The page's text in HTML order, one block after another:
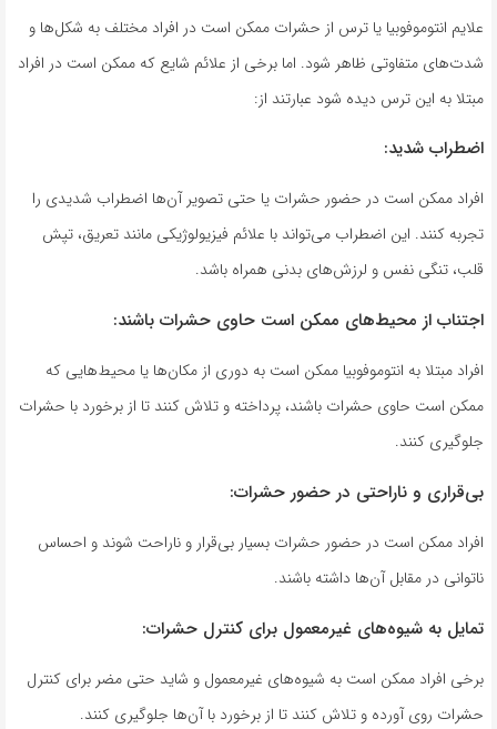
علایم انتوموفوبیا یا ترس از حشرات ممکن است در افراد مختلف به شکل‌ها و
شدت‌های متفاوتی ظاهر شود. اما برخی از علائم شایع که ممکن است در افراد
مبتلا به این ترس دیده شود عبارتند از:
اضطراب شدید:
افراد ممکن است در حضور حشرات یا حتی تصویر آن‌ها اضطراب شدیدی را
تجربه کنند. این اضطراب می‌تواند با علائم فیزیولوژیکی مانند تعریق، تپش
قلب، تنگی نفس و لرزش‌های بدنی همراه باشد.
اجتناب از محیط‌های ممکن است حاوی حشرات باشند:
افراد مبتلا به انتوموفوبیا ممکن است به دوری از مکان‌ها یا محیط‌هایی که
ممکن است حاوی حشرات باشند، پرداخته و تلاش کنند تا از برخورد با حشرات
جلوگیری کنند.
بی‌قراری و ناراحتی در حضور حشرات:
افراد ممکن است در حضور حشرات بسیار بی‌قرار و ناراحت شوند و احساس
ناتوانی در مقابل آن‌ها داشته باشند.
تمایل به شیوه‌های غیرمعمول برای کنترل حشرات:
برخی افراد ممکن است به شیوه‌های غیرمعمول و شاید حتی مضر برای کنترل
حشرات روی آورده و تلاش کنند تا از برخورد با آن‌ها جلوگیری کنند.